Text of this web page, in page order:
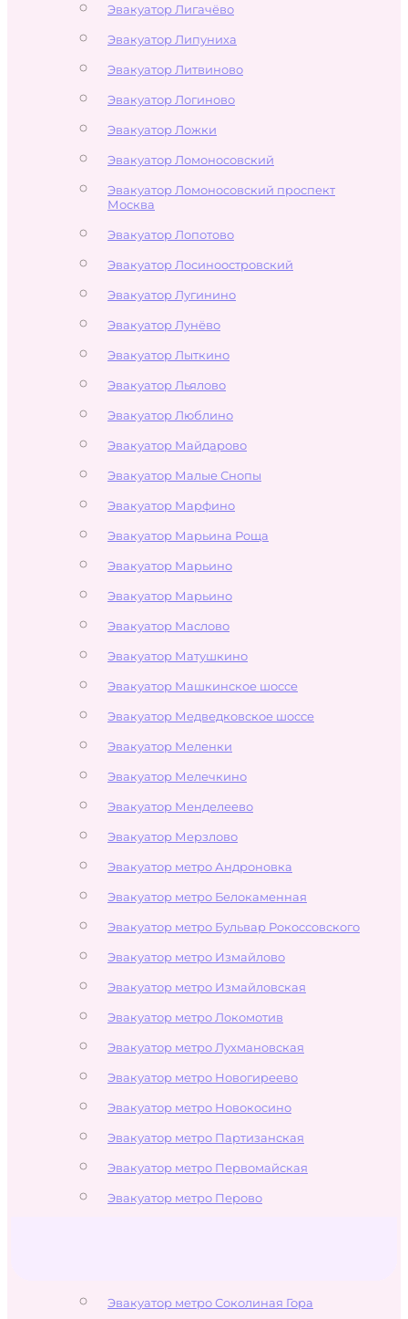
Эвакуатор Лигачёво
Эвакуатор Липуниха
Эвакуатор Литвиново
Эвакуатор Логиново
Эвакуатор Ложки
Эвакуатор Ломоносовский
Эвакуатор Ломоносовский проспект
Москва
Эвакуатор Лопотово
Эвакуатор Лосиноостровский
Эвакуатор Лугинино
Эвакуатор Лунёво
Эвакуатор Лыткино
Эвакуатор Льялово
Эвакуатор Люблино
Эвакуатор Майдарово
Эвакуатор Малые Снопы
Эвакуатор Марфино
Эвакуатор Марьина Роща
Эвакуатор Марьино
Эвакуатор Марьино
Эвакуатор Маслово
Эвакуатор Матушкино
Эвакуатор Машкинское шоссе
Эвакуатор Медведковское шоссе
Эвакуатор Меленки
Эвакуатор Мелечкино
Эвакуатор Менделеево
Эвакуатор Мерзлово
Эвакуатор метро Андроновка
Эвакуатор метро Белокаменная
Эвакуатор метро Бульвар Рокоссовского
Эвакуатор метро Измайлово
Эвакуатор метро Измайловская
Эвакуатор метро Локомотив
Эвакуатор метро Лухмановская
Эвакуатор метро Новогиреево
Эвакуатор метро Новокосино
Эвакуатор метро Партизанская
Эвакуатор метро Первомайская
Эвакуатор метро Перово
Эвакуатор метро Соколиная Гора